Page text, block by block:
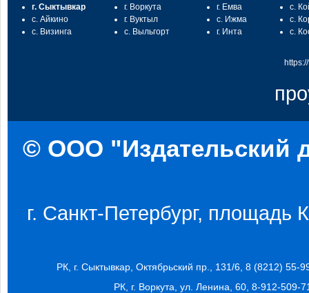
г. Сыктывкар
с. Айкино
с. Визинга
г. Воркута
г. Вуктыл
с. Выльгорт
г. Емва
с. Ижма
г. Инта
с.
с.
с.
© ООО "Издательский
г. Санкт-Петербург, площадь
РК, г. Сыктывкар, Октябрьский пр., 131/6, 8 (8212) 55-
РК, г. Воркута, ул. Ленина, 60, 8-912-509-